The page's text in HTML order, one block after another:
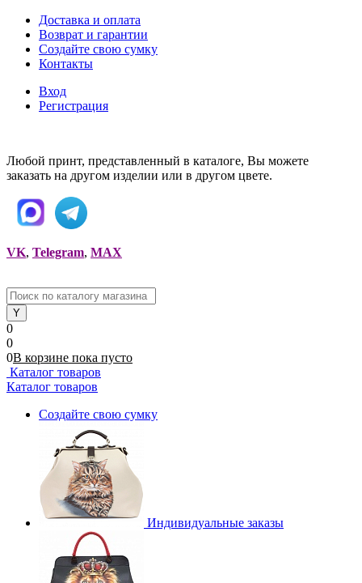
Доставка и оплата
Возврат и гарантии
Создайте свою сумку
Контакты
Вход
Регистрация
Любой принт, представленный в каталоге, Вы можете
заказать на другом изделии или в другом цвете.
VK, Telegram, MAX
0
0
0В корзине пока пусто
Каталог товаров
Каталог товаров
Создайте свою сумку
Индивидуальные заказы